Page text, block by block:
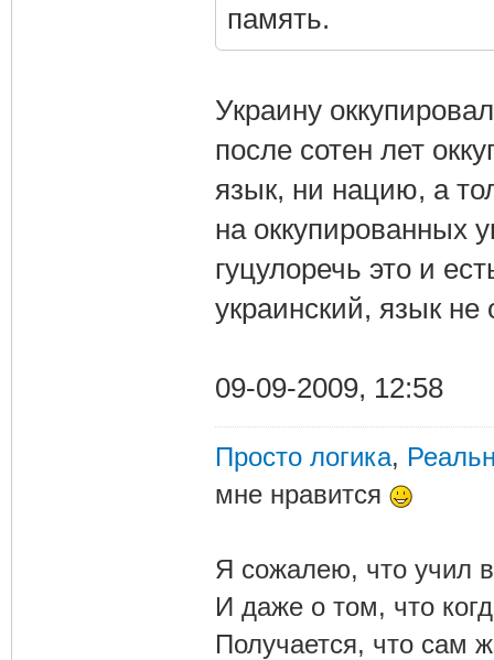
память.
Украину
после сотен лет
язык, ни нацию, а
на оккупированных
гуцулоречь это и
украинский, язык не
09-09-2009, 12:58
Просто логика,
мне нравится
Я сожалею, что учил
И даже о том, что
Получается, что сам